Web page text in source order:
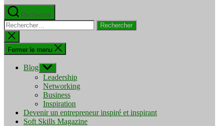
Recherche
Rechercher :
Fermer
la
recherche
Fermer le menu
Blog Afficher
le
sous-
menu
Leadership
Networking
Business
Inspiration
Devenir un entrepreneur inspiré et inspirant
Soft Skills Magazine